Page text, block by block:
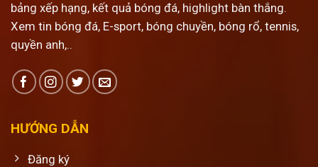
bảng xếp hạng, kết quả bóng đá, highlight bàn thắng.
Xem tin bóng đá, E-sport, bóng chuyền, bóng rổ, tennis,
quyền anh,..
HƯỚNG DẪN
Đăng ký